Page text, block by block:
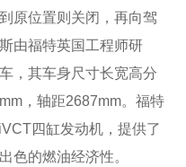
原位置则关闭，再向驾
由福特英国工程师研
，其车身尺寸长宽高分
，轴距2687mm。福特
四缸发动机，提供了
色的燃油经济性。